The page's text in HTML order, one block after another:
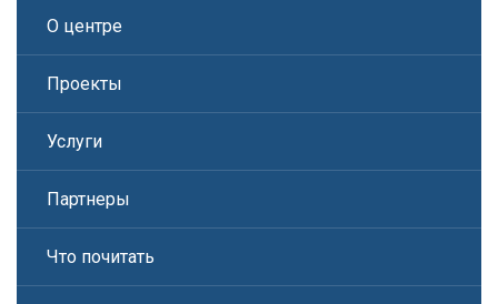
О центре
Проекты
Услуги
Партнеры
Что почитать